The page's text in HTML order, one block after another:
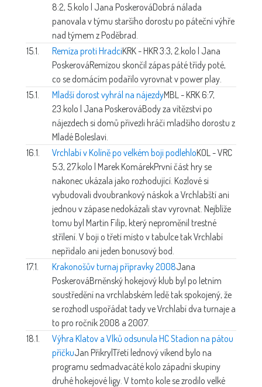
8:2, 5.kolo | Jana PoskerováDobrá nálada
panovala v týmu staršího dorostu po páteční výhře
nad týmem z Poděbrad.
15.1.
Remíza proti HradciKRK - HKR 3:3, 2.kolo | Jana
PoskerováRemízou skončil zápas páté třídy poté,
co se domácím podařilo vyrovnat v power play.
15.1.
Mladší dorost vyhrál na nájezdyMBL - KRK 6:7,
23.kolo | Jana PoskerováBody za vítězství po
nájezdech si domů přivezli hráči mladšího dorostu z
Mladé Boleslavi.
16.1.
Vrchlabí v Kolíně po velkém boji podlehloKOL - VRC
5:3, 27.kolo | Marek KomárekPrvní část hry se
nakonec ukázala jako rozhodující. Kozlové si
vybudovali dvoubrankový náskok a Vrchlabští ani
jednou v zápase nedokázali stav vyrovnat. Nejblíže
tomu byl Martin Filip, který neproměnil trestné
střílení. V boji o třetí místo v tabulce tak Vrchlabí
nepřidalo ani jeden bonusový bod.
17.1.
Krakonošův turnaj přípravky 2008Jana
PoskerováBrněnský hokejový klub byl po letním
soustředění na vrchlabském ledě tak spokojený, že
se rozhodl uspořádat tady ve Vrchlabí dva turnaje a
to pro ročník 2008 a 2007.
18.1.
Výhra Klatov a Vlků odsunula HC Stadion na pátou
příčkuJan PřikrylTřetí lednový víkend bylo na
programu sedmadvacáté kolo západní skupiny
druhé hokejové ligy. V tomto kole se zrodilo velké